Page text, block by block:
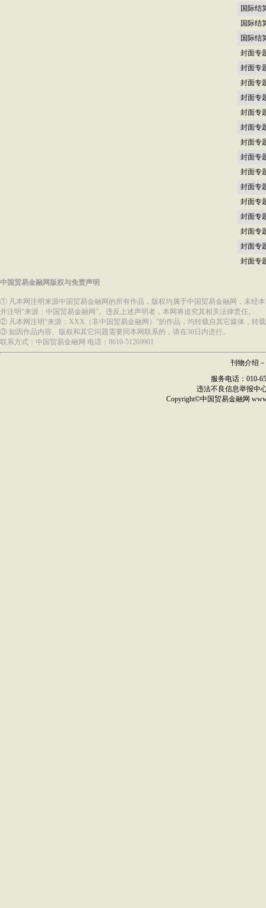
国际结
国际结
国际结
封面专
封面专
封面专
封面专
封面专
封面专
封面专
封面专
封面专
封面专
封面专
封面专
封面专
封面专
封面专
中国贸易金融网版权与免责声明
① 凡本网注明来源中国贸易金融网的所有作品，版权均属于中国贸易金融网，未经
并注明“来源：中国贸易金融网”。违反上述声明者，本网将追究其相关法律责任。
② 凡本网注明“来源：XXX（非中国贸易金融网）”的作品，均转载自其它媒体，转
③ 如因作品内容、版权和其它问题需要同本网联系的，请在30日内进行。
联系方式：中国贸易金融网 电话：8610-51269901
刊物介绍 －
服务电话：010-
违法不良信息举报中
Copyright©中国贸易金融网